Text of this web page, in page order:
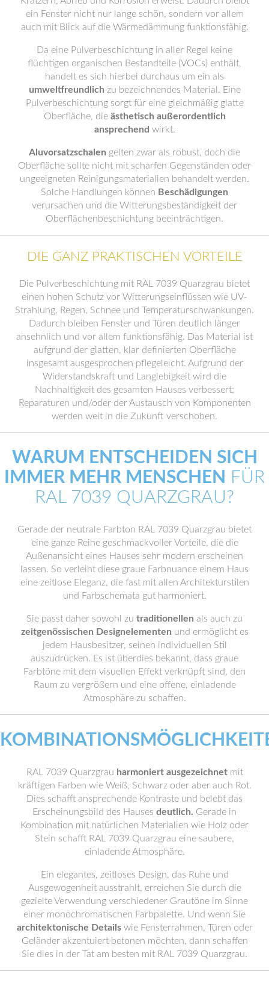
ein Fenster nicht nur lange schön, sondern vor allem
auch mit Blick auf die Wärmedämmung funktionsfähig.
Da eine Pulverbeschichtung in aller Regel keine
flüchtigen organischen Bestandteile (VOCs) enthält,
handelt es sich hierbei durchaus um ein als
umweltfreundlich zu bezeichnendes Material. Eine
Pulverbeschichtung sorgt für eine gleichmäßig glatte
Oberfläche, die ästhetisch außerordentlich
ansprechend wirkt.
Aluvorsatzschalen gelten zwar als robust, doch die
Oberfläche sollte nicht mit scharfen Gegenständen oder
ungeeigneten Reinigungsmaterialien behandelt werden.
Solche Handlungen können Beschädigungen
verursachen und die Witterungsbeständigkeit der
Oberflächenbeschichtung beeinträchtigen.
DIE GANZ PRAKTISCHEN VORTEILE
Die Pulverbeschichtung mit RAL 7039 Quarzgrau bietet
einen hohen Schutz vor Witterungseinflüssen wie UV-
Strahlung, Regen, Schnee und Temperaturschwankungen.
Dadurch bleiben Fenster und Türen deutlich länger
ansehnlich und vor allem funktionsfähig. Das Material ist
aufgrund der glatten, klar definierten Oberfläche
insgesamt ausgesprochen pflegeleicht. Aufgrund der
Widerstandskraft und Langlebigkeit wird die
Nachhaltigkeit des gesamten Hauses verbessert;
Reparaturen und/oder der Austausch von Komponenten
werden weit in die Zukunft verschoben.
WARUM ENTSCHEIDEN SICH
IMMER MEHR MENSCHEN FÜR
RAL 7039 QUARZGRAU?
Gerade der neutrale Farbton RAL 7039 Quarzgrau bietet
eine ganze Reihe geschmackvoller Vorteile, die die
Außenansicht eines Hauses sehr modern erscheinen
lassen. So verleiht diese graue Farbnuance einem Haus
eine zeitlose Eleganz, die fast mit allen Architekturstilen
und Farbschemata gut harmoniert.
Sie passt daher sowohl zu traditionellen als auch zu
zeitgenössischen Designelementen und ermöglicht es
jedem Hausbesitzer, seinen individuellen Stil
auszudrücken. Es ist überdies bekannt, dass graue
Farbtöne mit dem visuellen Effekt verknüpft sind, den
Raum zu vergrößern und eine offene, einladende
Atmosphäre zu schaffen.
RAL 7039 Quarzgrau harmoniert ausgezeichnetmit
kräftigen Farben wie Weiß, Schwarz oder aber auch Rot.
Dies schafft ansprechende Kontraste und belebt das
Erscheinungsbild des Hauses deutlich. Gerade in
Kombination mit natürlichen Materialien wie Holz oder
Stein schafft RAL 7039 Quarzgrau eine saubere,
einladende Atmosphäre.
Ein elegantes, zeitloses Design, das Ruhe und
Ausgewogenheit ausstrahlt, erreichen Sie durch die
gezielte Verwendung verschiedener Grautöne im Sinne
einer monochromatischen Farbpalette. Und wenn Sie
architektonische Detailswie Fensterrahmen, Türen oder
Geländer akzentuiert betonen möchten, dann schaffen
Sie dies in der Tat am besten mit RAL 7039 Quarzgrau.